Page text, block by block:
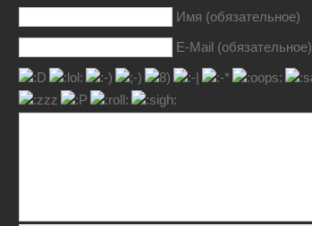
Имя (обязательное)
E-Mail (обязательное)